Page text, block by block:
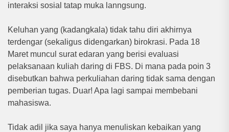
interaksi sosial tatap muka lanngsung.
Keluhan yang (kadangkala) tidak tahu diri akhirnya
terdengar (sekaligus didengarkan) birokrasi. Pada 18
Maret muncul surat edaran yang berisi evaluasi
pelaksanaan kuliah daring di FBS. Di mana pada poin 3
disebutkan bahwa perkuliahan daring tidak sama dengan
pemberian tugas. Duar! Apa lagi sampai membebani
mahasiswa.
Tidak adil jika saya hanya menuliskan kebaikan yang